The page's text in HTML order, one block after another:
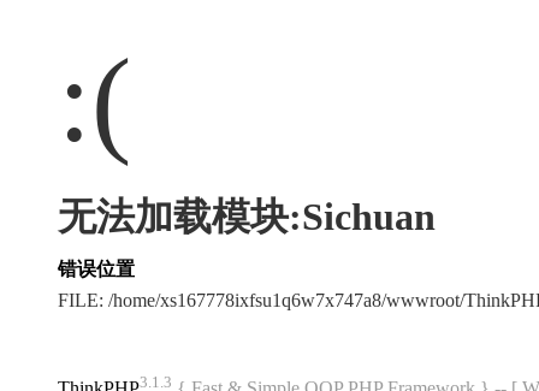
:(
无法加载模块:Sichuan
错误位置
FILE: /home/xs167778ixfsu1q6w7x747a8/wwwroot/
3.1.3